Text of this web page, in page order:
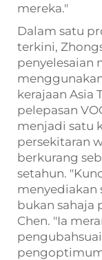
mereka."
Dalam satu
terkini,
penyelesaian
kerajaan Asia
pelepasan
menjadi satu
persekitaran
berkurang
setahun.
menyediakan
bukan sahaja
Chen. "Ia